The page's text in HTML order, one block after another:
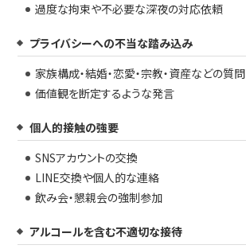
過度な拘束や不必要な深夜の対応依頼
プライバシーへの不当な踏み込み
家族構成・結婚・恋愛・宗教・資産などの質問
価値観を断定するような発言
個人的接触の強要
SNSアカウントの交換
LINE交換や個人的な連絡
飲み会・懇親会の強制参加
アルコールを含む不適切な接待